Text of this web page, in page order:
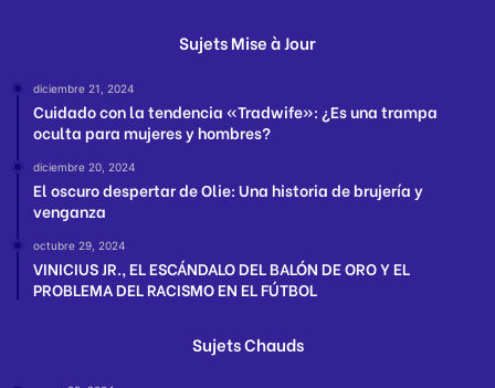
Sujets Mise à Jour
diciembre 21, 2024
Cuidado con la tendencia «Tradwife»: ¿Es una trampa
oculta para mujeres y hombres?
diciembre 20, 2024
El oscuro despertar de Olie: Una historia de brujería y
venganza
octubre 29, 2024
VINICIUS JR., EL ESCÁNDALO DEL BALÓN DE ORO Y EL
PROBLEMA DEL RACISMO EN EL FÚTBOL
Sujets Chauds